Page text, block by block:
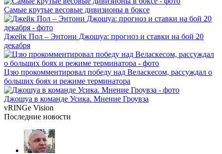
Самые крутые весовые дивизионы в боксе
Джейк Пол – Энтони Джошуа: прогноз и ставки на бой 20
декабря
Цзю прокомментировал победу над Веласкесом, рассуждал о
больших боях и режиме терминатора
Джошуа в команде Усика. Мнение Гроувза
vRINGe Vision
Последние новости